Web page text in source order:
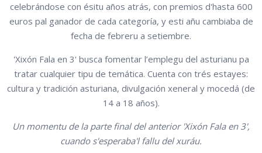
celebrándose con ésitu años atrás, con premios d'hasta 600
euros pal ganador de cada categoría, y esti añu cambiaba de
fecha de febreru a setiembre.
'Xixón Fala en 3' busca fomentar l’emplegu del asturianu pa
tratar cualquier tipu de temática. Cuenta con trés estayes:
cultura y tradición asturiana, divulgación xeneral y mocedá (de
14 a 18 años).
Un momentu de la parte final del anterior 'Xixón Fala en 3',
cuando s'esperaba'l fallu del xuráu.